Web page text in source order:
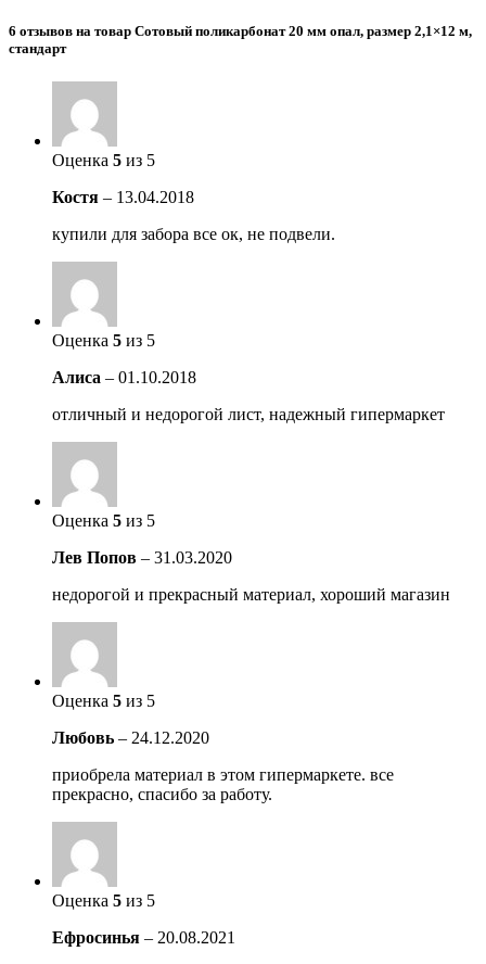
6 отзывов на товар Сотовый поликарбонат 20 мм опал, размер 2,1×12 м,
стандарт
Оценка 5 из 5
Костя – 13.04.2018
купили для забора все ок, не подвели.
Оценка 5 из 5
Алиса – 01.10.2018
отличный и недорогой лист, надежный гипермаркет
Оценка 5 из 5
Лев Попов – 31.03.2020
недорогой и прекрасный материал, хороший магазин
Оценка 5 из 5
Любовь – 24.12.2020
приобрела материал в этом гипермаркете. все
прекрасно, спасибо за работу.
Оценка 5 из 5
Ефросинья – 20.08.2021